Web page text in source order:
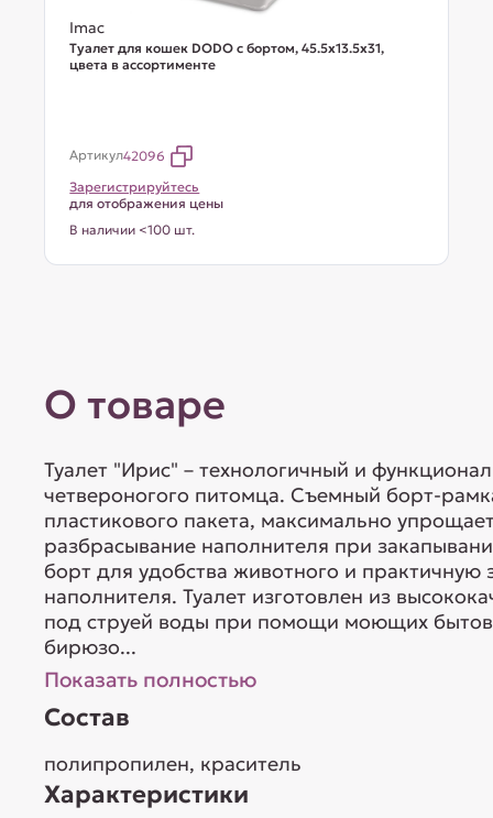
Imac
Туалет для кошек DODO с бортом, 45.5х13.5х31,
цвета в ассортименте
Артикул42096
Зарегистрируйтесь
для отображения цены
В наличии <100 шт.
О товаре
Туалет "Ирис" – технологичный и
четвероногого питомца. Съемный борт-
пластикового пакета, максимально
разбрасывание наполнителя при
борт для удобства животного и практичную
наполнителя. Туалет изготовлен из
под струей воды при помощи моющих
бирюзо...
Показать полностью
Состав
полипропилен, краситель
Характеристики